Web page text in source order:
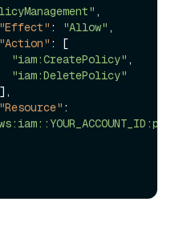
,
"Effect" : "Allow" ,
"Action" :
[
"iam:CreatePolicy" ,
"iam:DeletePolicy"
] ,
"Resource" :